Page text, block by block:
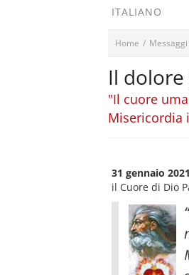
ITALIANO
Home /
Il
"Il cuore
Misericordia
31 gennaio 2021
il Cuore di Dio